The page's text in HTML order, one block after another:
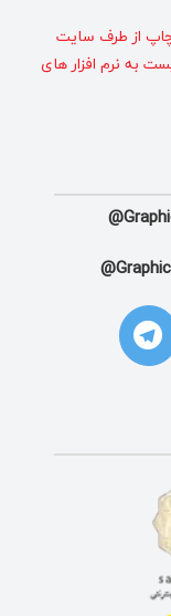
از طرف سایت
به نرم افزار های